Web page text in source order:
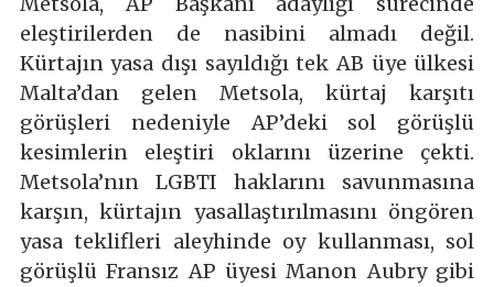
eleştirilerden de nasibini almadı değil.
Kürtajın yasa dışı sayıldığı tek AB üye ülkesi
Malta’dan gelen Metsola, kürtaj karşıtı
görüşleri nedeniyle AP’deki sol görüşlü
kesimlerin eleştiri oklarını üzerine çekti.
Metsola’nın LGBTI haklarını savunmasına
karşın, kürtajın yasallaştırılmasını öngören
yasa teklifleri aleyhinde oy kullanması, sol
görüşlü Fransız AP üyesi Manon Aubry gibi